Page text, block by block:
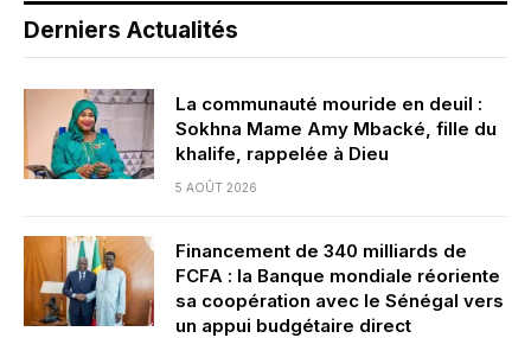
Derniers Actualités
La communauté mouride en deuil :
Sokhna Mame Amy Mbacké, fille du
khalife, rappelée à Dieu
5 AOÛT 2026
Financement de 340 milliards de
FCFA : la Banque mondiale réoriente
sa coopération avec le Sénégal vers
un appui budgétaire direct